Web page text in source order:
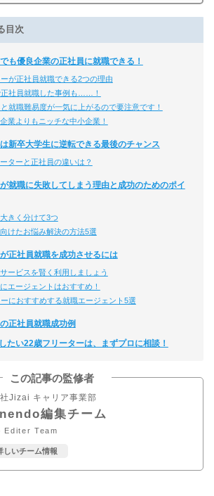
目次
も優良企業の正社員に就職できる！
が正社員就職できる2つの理由
社員就職した事例も……！
就職難易度が一気に上がるので要注意です！
業よりもニッチな中小企業！
新卒大学生に逆転できる最後のチャンス
ターと正社員の違いは？
就職に失敗してしまう理由と成功のためのポイ
きく分けて3つ
けたお悩み解決の方法5選
正社員就職を成功させるには
ービスを賢く利用しましょう
エージェントはおすすめ！
におすすめする就職エージェント5選
正社員就職成功例
たい22歳フリーターは、まずプロに相談！
この記事の監修者
Jizai キャリア事業部
編集チーム
Editer Team
しいチーム情報